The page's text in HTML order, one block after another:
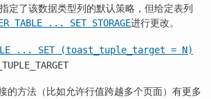
定了该数据类型列的默认策略，但给定表列
TABLE ... SET STORAGE进行更改。
... SET (toast_tuple_target = N)
的方法（比如允许行值跨越多个页面）有更多